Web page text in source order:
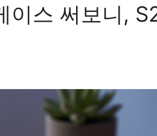
이스 써보니,